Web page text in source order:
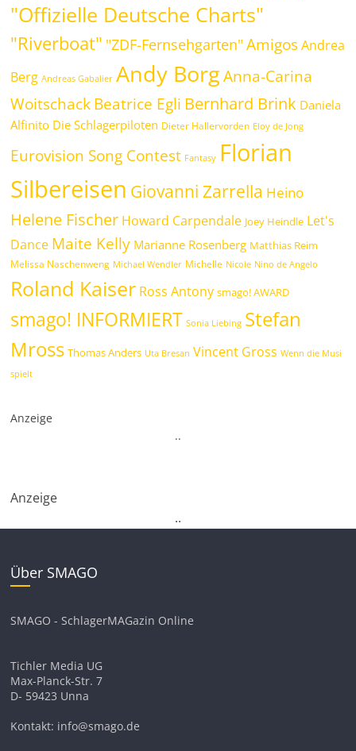
"Offizielle Deutsche Charts"
"Riverboat" "ZDF-Fernsehgarten" Amigos Andrea
Berg Andreas Gabalier Andy Borg Anna-Carina
WoitschackBeatrice Egli Bernhard Brink Daniela
Alfinito Die Schlagerpiloten Dieter Hallervorden Eloy de Jong
Eurovision Song Contest Fantasy Florian
Silbereisen Giovanni Zarrella Heino
Helene Fischer Howard Carpendale Joey Heindle Let's
Dance Maite Kelly Marianne Rosenberg Matthias Reim
Melissa Naschenweng Michael Wendler Michelle Nicole Nino de Angelo
Roland Kaiser Ross Antony smago! AWARD
smago! INFORMIERT Sonia Liebing Stefan
Mross Thomas Anders Uta Bresan Vincent Gross Wenn die Musi
spielt
Anzeige
..
Anzeige
..
Über SMAGO
SMAGO - SchlagerMAGazin Online
Tichler Media UG
Max-Planck-Str. 7
D- 59423 Unna
Kontakt: info@smago.de